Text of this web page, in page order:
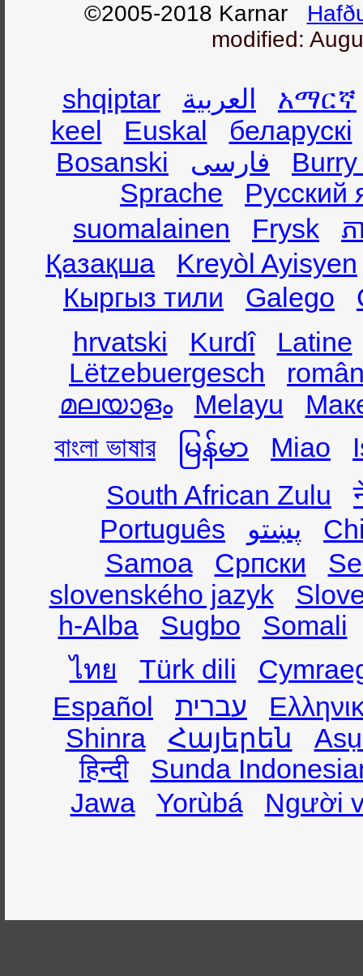
©2005-2018 Karnar
modified:
shqiptar العربية
አማርኛ
keel
Euskal
беларускі
Bosanski
فارسی
Sprache
Русский
suomalainen
Frysk
ភ
Қазақша
Kreyòl Ayisyen
Кыргыз тили
Galego
hrvatski
Kurdî
Latine
Lëtzebuergesch
മലയാളം
Melayu
বাংলা ভাষার
မြန်မာ Miao
South African Zulu
Português
پښتو
Samoa
Српски
slovenského jazyk
h-Alba
Sugbo
Somali
ไทย
Türk dili
Español
עברית
Shinra
Հայերեն
हिन्दी
Sunda
Jawa
Yorùbá Người